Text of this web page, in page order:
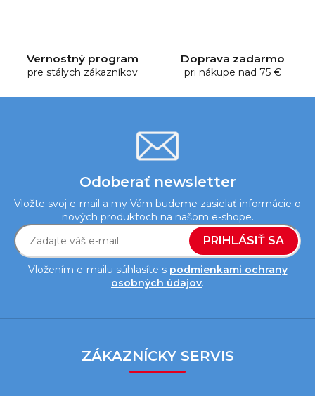
Vernostný program
pre stálych zákazníkov
Doprava zadarmo
pri nákupe nad 75 €
Odoberať newsletter
Vložte svoj e-mail a my Vám budeme zasielať informácie o
nových produktoch na našom e-shope.
Vložením e-mailu súhlasíte s podmienkami ochrany
osobných údajov.
PRIHLÁSIŤ SA
ZÁKAZNÍCKY SERVIS